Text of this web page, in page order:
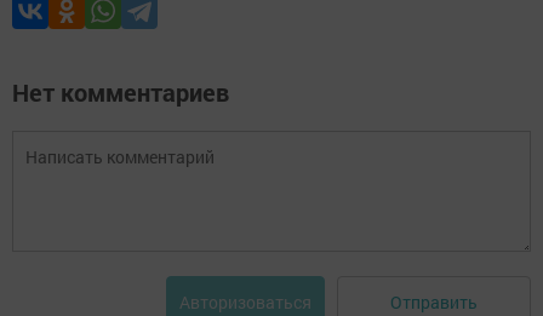
Нет комментариев
Авторизоваться Отправить